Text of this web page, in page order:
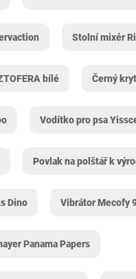
Stolní mixér
bílé Černý
Vodítko pro psa
Povlak na polštář k
Dino Vibrátor Mecofy
Panama Papers